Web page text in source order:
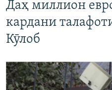
Даҳ миллион
кардани
Кӯлоб